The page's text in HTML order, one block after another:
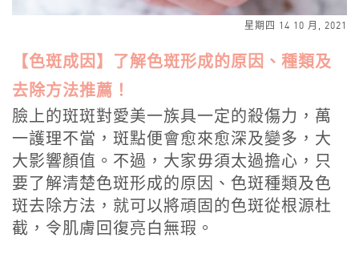
星期四 14 10 月, 2021
【色斑成因】了解色斑形成的原因、種類及
去除方法推薦！
臉上的斑斑對愛美一族具一定的殺傷力，萬
一護理不當，斑點便會愈來愈深及變多，大
大影響顏值。不過，大家毋須太過擔心，只
要了解清楚色斑形成的原因、色斑種類及色
斑去除方法，就可以將頑固的色斑從根源杜
截，令肌膚回復亮白無瑕。